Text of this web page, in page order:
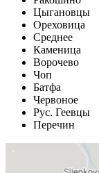
Цыгановцы
Ореховица
Среднее
Каменица
Ворочево
Чоп
Батфа
Червоное
Рус. Геевцы
Перечин